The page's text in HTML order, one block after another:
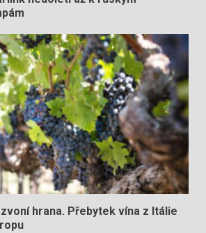
hrana. Přebytek vína z Itálie